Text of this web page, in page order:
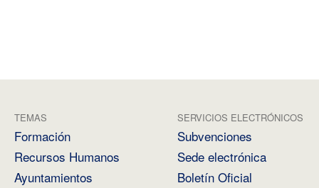
TEMAS
Formación
Recursos Humanos
Ayuntamientos
SERVICIOS ELECTRÓNICOS
Subvenciones
Sede electrónica
Boletín Oficial